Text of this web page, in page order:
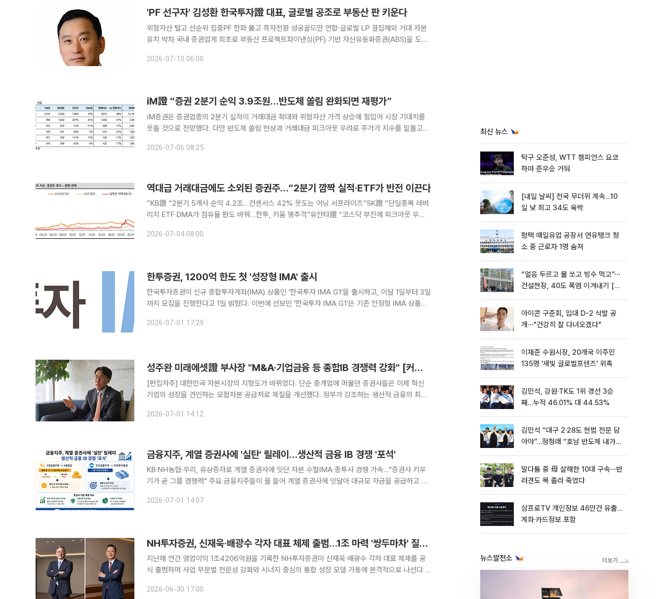
'PF 선구자' 김성환 한국투자證 대표, 글로벌 공조로 부동산 판 키운다
위험자산 털고 선순위 집중PF 한파 뚫고 흑자전환 성공골드만 연합·글로벌 LP 결집해외 거대 자본
유치 박차 국내 증권업계 최초로 부동산 프로젝트파이낸싱(PF) 기반 자산유동화증권(ABS)을 도입
로 실적 방어에 성공한 데 이어, 글로벌 파트너십을 발판 삼아 국내
2026-07-10 06:00
iM證 “증권 2분기 순익 3.9조원…반도체 쏠림 완화되면 재평가”
iM증권은 증권업종의 2분기 실적이 거래대금 확대와 위험자산 가격 상승에 힘입어 시장 기대치를
웃돌 것으로 전망했다. 다만 반도체 쏠림 현상과 거래대금 피크아웃 우려로 주가가 지수를 밑돌고
일 증권업종 커버리지 5개사의 2분기 합산 지배순이익이 3조9340억원
2026-07-06 08:25
역대급 거래대금에도 소외된 증권주…“2분기 깜짝 실적·ETF가 반전 이끈다
”KB證 “2분기 5개사 순익 4.2조…컨센서스 42% 웃도는 어닝 서프라이즈”SK證 “단일종목 레버
리지 ETF·DMA가 점유율 판도 바꿔…한투, 키움 맹추격”유안타證 “코스닥 부진에 피크아웃 우려
2026-07-04 08:00
한투증권, 1200억 한도 첫 '성장형 IMA' 출시
한국투자증권이 신규 종합투자계좌(IMA) 상품인 '한국투자 IMA G1'을 출시하고, 이달 1일부터 3일
까지 모집을 진행한다고 1일 밝혔다. 이번에 선보인 '한국투자 IMA G1'은 기존 안정형 IMA 상품보
기업금융 자산을 기반으로 하되, 메자닌(주식연계채권
2026-07-01 17:29
성주완 미래에셋證 부사장 "M&A·기업금융 등 종합IB 경쟁력 강화" [커버리지, 기업을 잡는 손]②
[편집자주] 대한민국 자본시장의 지형도가 바뀌었다. 단순 중개업에 머물던 증권사들은 이제 혁신
기업의 성장을 견인하는 모험자본 공급처로 체질을 개선했다. 정부가 강조하는 생산적 금융의 최전
잡는 손' 기획을 통해 주요 증권사들의 IB 수장들을 만나, IB 강
2026-07-01 14:12
금융지주, 계열 증권사에 '실탄' 릴레이…생산적 금융 IB 경쟁 '포석'
KB·NH농협·우리, 유상증자로 계열 증권사에 잇단 자본 수혈IMA·종투사 경쟁 가속…"증권사 키우
기가 곧 그룹 경쟁력" 주요 금융지주들이 올 들어 계열 증권사에 잇달아 대규모 자금을 공급하고 있
의 생산적 금융 기조 아래 모험자본 공급에서 증권사의 역할이 커지면
2026-07-01 14:07
NH투자증권, 신재욱·배광수 각자 대표 체제 출범…1조 마력 '쌍두마차' 질주 준비[종합]
지난해 연간 영업이익 1조4206억원을 기록한 NH투자증권이 신재욱·배광수 각자 대표 체제를 공
식 출범하며 사업 부문별 전문성 강화와 시너지 중심의 통합 성장 모델 가동에 본격적으로 나선다.
선임 안건을 최종 확정했다. 이번 각자 대표 체제 전환은 종합투자계
2026-06-30 17:00
최신 뉴스
탁구 오준성, WTT 챔피언스 요코
하마 준우승 거둬
[내일 날씨] 전국 무더위 계속…10
일 낮 최고 34도 육박
평택 매일유업 공장서 연유탱크 청
소 중 근로자 1명 숨져
“얼음 두르고 물 쏘고 빙수 먹고”⋯
건설현장, 40도 폭염 이겨내기 [르
아이콘 구준회, 입대 D-2 삭발 공
개⋯"건강히 잘 다녀오겠다"
이재준 수원시장, 20개국 이주민
135명 '새빛 글로벌프렌즈' 위촉
김민석, 강원·TK도 1위 경선 3승
째…누적 46.01% 대 44.53%
김민석 “대구 2·28도 헌법 전문 담
아야”…정청래 “호남 반도체 내가
말다툼 중 母 살해한 10대 구속⋯반
려견도 목 졸라 죽였다
삼프로TV 개인정보 46만건 유출…
계좌·카드정보 포함
뉴스발전소